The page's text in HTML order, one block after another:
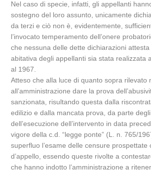
Nel caso di specie, infatti, gli appellanti
sostegno del loro assunto, unicamente
da terzi e ciò non è, evidentemente,
l’invocato temperamento dell’onere
che nessuna delle dette dichiarazioni attesta
abitativa degli appellanti sia stata realizzata
al 1967.
Atteso che alla luce di quanto sopra rilevato
all’amministrazione dare la prova
sanzionata, risultando questa dalla
edilizio e dalla mancata prova, da parte degli
dell’esecuzione dell’intervento in data
vigore della c.d. “legge ponte” (L. n. 765/
superfluo l’esame delle censure prospettate
d’appello, essendo queste rivolte a
che hanno indotto l’amministrazione a